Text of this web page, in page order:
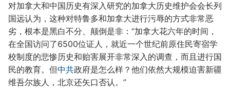
对加拿大和中国历史有深入研究的加拿大历史维护会会长列
国远认为，这种对特鲁多和加拿大进行污辱的方式非常恶
劣，根本是黑白不分、颠倒是非：“加拿大花六年的时间，
在全国访问了6500位证人，就近一个世纪前原住民寄宿学
校制度的悲惨历史和贻害展开非常深入的调查，而且进行国
民的教育。但中共政府是怎么样？他们依然大规模迫害新疆
维吾尔族人，北京还矢口否认。”